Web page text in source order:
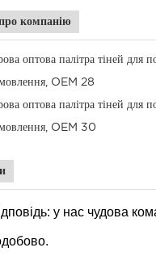
компанію
у нас чудова